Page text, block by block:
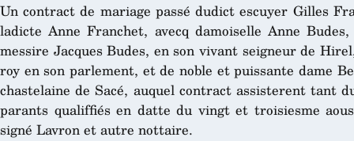
Un contract de mariage passé dudict escuyer Gilles
ladicte Anne Franchet, avecq damoiselle Anne
messire Jacques Budes, en son vivant seigneur de
roy en son parlement, et de noble et puissante dame
chastelaine de Sacé, auquel contract assisterent tant
parants qualiffiés en datte du vingt et troisiesme
signé Lavron et autre nottaire.